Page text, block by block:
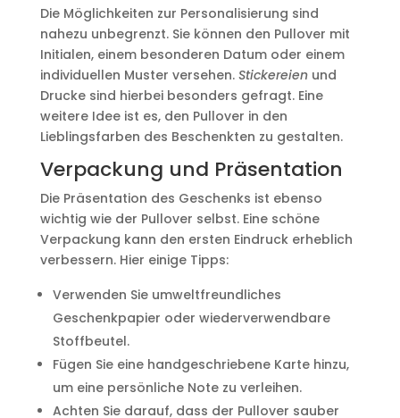
Die Möglichkeiten zur Personalisierung sind
nahezu unbegrenzt. Sie können den Pullover mit
Initialen, einem besonderen Datum oder einem
individuellen Muster versehen. Stickereienund
Drucke sind hierbei besonders gefragt. Eine
weitere Idee ist es, den Pullover in den
Lieblingsfarben des Beschenkten zu gestalten.
Verpackung und Präsentation
Die Präsentation des Geschenks ist ebenso
wichtig wie der Pullover selbst. Eine schöne
Verpackung kann den ersten Eindruck erheblich
verbessern. Hier einige Tipps:
Verwenden Sie umweltfreundliches
Geschenkpapier oder wiederverwendbare
Stoffbeutel.
Fügen Sie eine handgeschriebene Karte hinzu,
um eine persönliche Note zu verleihen.
Achten Sie darauf, dass der Pullover sauber